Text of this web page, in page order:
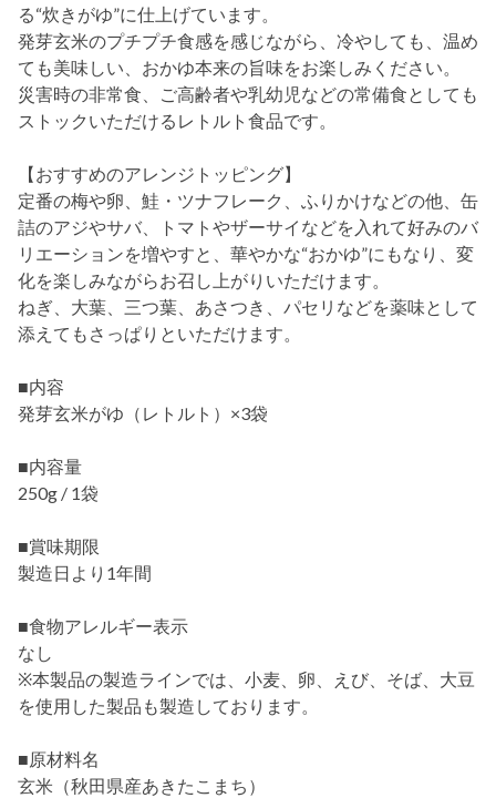
る“炊きがゆ”に仕上げています。
発芽玄米のプチプチ食感を感じながら、冷やしても、温め
ても美味しい、おかゆ本来の旨味をお楽しみください。
災害時の非常食、ご高齢者や乳幼児などの常備食としても
ストックいただけるレトルト食品です。
【おすすめのアレンジトッピング】
定番の梅や卵、鮭・ツナフレーク、ふりかけなどの他、缶
詰のアジやサバ、トマトやザーサイなどを入れて好みのバ
リエーションを増やすと、華やかな“おかゆ”にもなり、変
化を楽しみながらお召し上がりいただけます。
ねぎ、大葉、三つ葉、あさつき、パセリなどを薬味として
添えてもさっぱりといただけます。
■内容
発芽玄米がゆ（レトルト）×3袋
■内容量
250g / 1袋
■賞味期限
製造日より1年間
■食物アレルギー表示
なし
※本製品の製造ラインでは、小麦、卵、えび、そば、大豆
を使用した製品も製造しております。
■原材料名
玄米（秋田県産あきたこまち）